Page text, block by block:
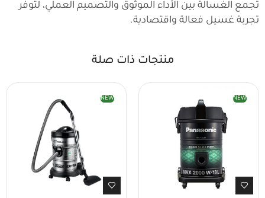
تجمع الغسالة بين الأداء الموثوق والتصميم العملي، لتوفر
تجربة غسيل فعالة واقتصادية.
منتجات ذات صلة
NEW
NEW